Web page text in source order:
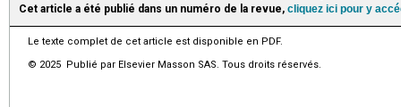
Cet article a été publié dans un numéro de la revue, cliquez ici pour y
Le texte complet de cet article est disponible en PDF.
© 2025 Publié par Elsevier Masson SAS. Tous droits réservés.